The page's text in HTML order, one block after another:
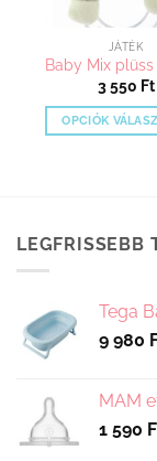
JÁTÉK
Baby Mix
3 550 Ft
OPCIÓK
a
ki
LEGFRISSEBB
Tega
9 980
MAM
1 590